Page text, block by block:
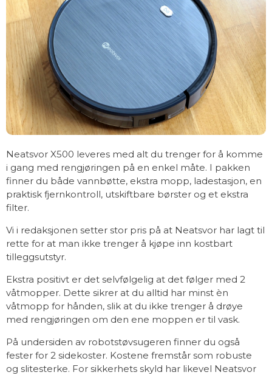
Neatsvor X500 leveres med alt du trenger for å komme
i gang med rengjøringen på en enkel måte. I pakken
finner du både vannbøtte, ekstra mopp, ladestasjon, en
praktisk fjernkontroll, utskiftbare børster og et ekstra
filter.
Vi i redaksjonen setter stor pris på at Neatsvor har lagt til
rette for at man ikke trenger å kjøpe inn kostbart
tilleggsutstyr.
Ekstra positivt er det selvfølgelig at det følger med 2
våtmopper. Dette sikrer at du alltid har minst èn
våtmopp for hånden, slik at du ikke trenger å drøye
med rengjøringen om den ene moppen er til vask.
På undersiden av robotstøvsugeren finner du også
fester for 2 sidekoster. Kostene fremstår som robuste
og slitesterke. For sikkerhets skyld har likevel Neatsvor